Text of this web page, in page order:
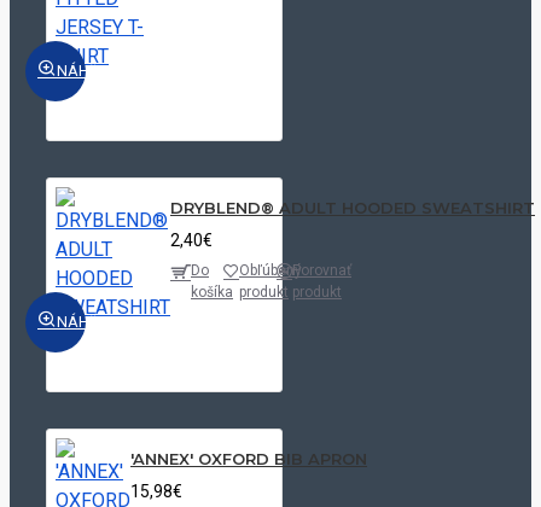
NÁHĽAD
NÁHĽAD
DRYBLEND® ADULT HOODED SWEATSHIRT
2,40€
Do
košíka
Obľúbený
produkt
Porovnať
produkt
'ANNEX' OXFORD BIB APRON
15,98€